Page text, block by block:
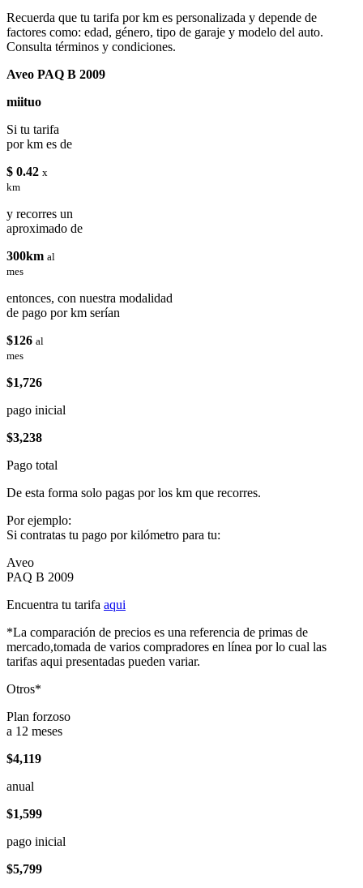
Recuerda que tu tarifa por km es personalizada y depende de
factores como: edad, género, tipo de garaje y modelo del auto.
Consulta términos y condiciones.
Aveo PAQ B 2009
miituo
Si tu tarifa
por km es de
$ 0.42 x
km
y recorres un
aproximado de
300km al
mes
entonces, con nuestra modalidad
de pago por km serían
$126 al
mes
$1,726
pago inicial
$3,238
Pago total
De esta forma solo pagas por los km que recorres.
Por ejemplo:
Si contratas tu pago por kilómetro para tu:
Aveo
PAQ B 2009
Encuentra tu tarifa aqui
*La comparación de precios es una referencia de primas de
mercado,tomada de varios compradores en línea por lo cual las
tarifas aqui presentadas pueden variar.
Otros*
Plan forzoso
a 12 meses
$4,119
anual
$1,599
pago inicial
$5,799